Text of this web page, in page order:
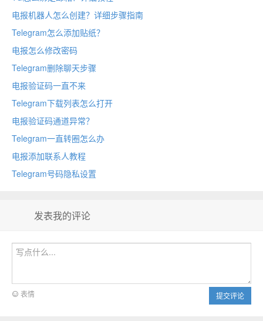
电报机器人怎么创建？详细步骤指南
Telegram怎么添加贴纸？
电报怎么修改密码
Telegram删除聊天步骤
电报验证码一直不来
Telegram下载列表怎么打开
电报验证码通道异常？
Telegram一直转圈怎么办
电报添加联系人教程
Telegram号码隐私设置
发表我的评论
提交评论
表情